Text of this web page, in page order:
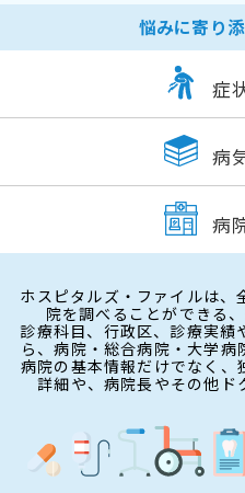
悩みに寄り
症
病
病
ホスピタルズ・ファイルは、
院を調べることができる
診療科目、行政区、診療実績
ら、病院・総合病院・大学病
病院の基本情報だけでなく、
詳細や、病院長やその他ド